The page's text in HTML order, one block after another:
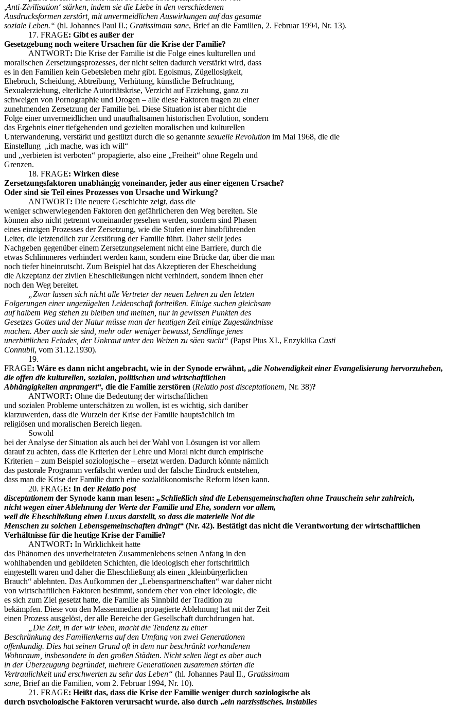
,Anti-Zivilisation‘ stärken, indem sie die Liebe in den verschiedenen
Ausdrucksformen zerstört, mit unvermeidlichen Auswirkungen auf das gesamte
soziale Leben.“ (hl. Johannes Paul II.; Gratissimam sane, Brief an die Familien, 2. Februar 1994, Nr. 13).
17. FRAGE: Gibt es außer der
Gesetzgebung noch weitere Ursachen für die Krise der Familie?
ANTWORT: Die Krise der Familie ist die Folge eines kulturellen und
moralischen Zersetzungsprozesses, der nicht selten dadurch verstärkt wird, dass
es in den Familien kein Gebetsleben mehr gibt. Egoismus, Zügellosigkeit,
Ehebruch, Scheidung, Abtreibung, Verhütung, künstliche Befruchtung,
Sexualerziehung, elterliche Autoritätskrise, Verzicht auf Erziehung, ganz zu
schweigen von Pornographie und Drogen – alle diese Faktoren tragen zu einer
zunehmenden Zersetzung der Familie bei. Diese Situation ist aber nicht die
Folge einer unvermeidlichen und unaufhaltsamen historischen Evolution, sondern
das Ergebnis einer tiefgehenden und gezielten moralischen und kulturellen
Unterwanderung, verstärkt und gestützt durch die so genannte sexuelle Revolution im Mai 1968, die die
Einstellung „ich mache, was ich will“
und „verbieten ist verboten“ propagierte, also eine „Freiheit“ ohne Regeln und
Grenzen.
18. FRAGE: Wirken diese
Zersetzungsfaktoren unabhängig voneinander, jeder aus einer eigenen Ursache?
Oder sind sie Teil eines Prozesses von Ursache und Wirkung?
ANTWORT: Die neuere Geschichte zeigt, dass die
weniger schwerwiegenden Faktoren den gefährlicheren den Weg bereiten. Sie
können also nicht getrennt voneinander gesehen werden, sondern sind Phasen
eines einzigen Prozesses der Zersetzung, wie die Stufen einer hinabführenden
Leiter, die letztendlich zur Zerstörung der Familie führt. Daher stellt jedes
Nachgeben gegenüber einem Zersetzungselement nicht eine Barriere, durch die
etwas Schlimmeres verhindert werden kann, sondern eine Brücke dar, über die man
noch tiefer hineinrutscht. Zum Beispiel hat das Akzeptieren der Ehescheidung
die Akzeptanz der zivilen Eheschließungen nicht verhindert, sondern ihnen eher
noch den Weg bereitet.
„Zwar lassen sich nicht alle Vertreter der neuen Lehren zu den letzten
Folgerungen einer ungezügelten Leidenschaft fortreißen. Einige suchen gleichsam
auf halbem Weg stehen zu bleiben und meinen, nur in gewissen Punkten des
Gesetzes Gottes und der Natur müsse man der heutigen Zeit einige Zugeständnisse
machen. Aber auch sie sind, mehr oder weniger bewusst, Sendlinge jenes
unerbittlichen Feindes, der Unkraut unter den Weizen zu säen sucht“ (Papst Pius XI., Enzyklika Casti
Connubii, vom 31.12.1930).
19.
FRAGE: Wäre es dann nicht angebracht, wie in der Synode erwähnt, „die Notwendigkeit einer Evangelisierung hervorzuheben,
die offen die kulturellen, sozialen, politischen und wirtschaftlichen
Abhängigkeiten anprangert“, die die Familie zerstören (Relatio post disceptationem, Nr. 38)?
ANTWORT: Ohne die Bedeutung der wirtschaftlichen
und sozialen Probleme unterschätzen zu wollen, ist es wichtig, sich darüber
klarzuwerden, dass die Wurzeln der Krise der Familie hauptsächlich im
religiösen und moralischen Bereich liegen.
Sowohl
bei der Analyse der Situation als auch bei der Wahl von Lösungen ist vor allem
darauf zu achten, dass die Kriterien der Lehre und Moral nicht durch empirische
Kriterien – zum Beispiel soziologische – ersetzt werden. Dadurch könnte nämlich
das pastorale Programm verfälscht werden und der falsche Eindruck entstehen,
dass man die Krise der Familie durch eine sozialökonomische Reform lösen kann.
20. FRAGE: In der Relatio post
disceptationem der Synode kann man lesen: „Schließlich sind die Lebensgemeinschaften ohne Trauschein sehr zahlreich,
nicht wegen einer Ablehnung der Werte der Familie und Ehe, sondern vor allem,
weil die Eheschließung einen Luxus darstellt, so dass die materielle Not die
Menschen zu solchen Lebensgemeinschaften drängt“ (Nr. 42). Bestätigt das nicht die Verantwortung der wirtschaftlichen
Verhältnisse für die heutige Krise der Familie?
ANTWORT: In Wirklichkeit hatte
das Phänomen des unverheirateten Zusammenlebens seinen Anfang in den
wohlhabenden und gebildeten Schichten, die ideologisch eher fortschrittlich
eingestellt waren und daher die Eheschließung als einen „kleinbürgerlichen
Brauch“ ablehnten. Das Aufkommen der „Lebenspartnerschaften“ war daher nicht
von wirtschaftlichen Faktoren bestimmt, sondern eher von einer Ideologie, die
es sich zum Ziel gesetzt hatte, die Familie als Sinnbild der Tradition zu
bekämpfen. Diese von den Massenmedien propagierte Ablehnung hat mit der Zeit
einen Prozess ausgelöst, der alle Bereiche der Gesellschaft durchdrungen hat.
„Die Zeit, in der wir leben, macht die Tendenz zu einer
Beschränkung des Familienkerns auf den Umfang von zwei Generationen
offenkundig. Dies hat seinen Grund oft in dem nur beschränkt vorhandenen
Wohnraum, insbesondere in den großen Städten. Nicht selten liegt es aber auch
in der Überzeugung begründet, mehrere Generationen zusammen störten die
Vertraulichkeit und erschwerten zu sehr das Leben“ (hl. Johannes Paul II., Gratissimam
sane, Brief an die Familien, vom 2. Februar 1994, Nr. 10).
21. FRAGE: Heißt das, dass die Krise der Familie weniger durch soziologische als
durch psychologische Faktoren verursacht wurde, also durch „ein narzisstisches, instabiles